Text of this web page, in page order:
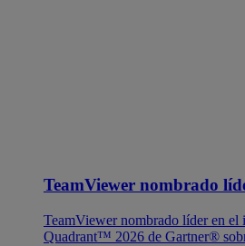
TeamViewer nombrado
TeamViewer nombrado líder en el
Quadrant™ 2026 de Gartner®